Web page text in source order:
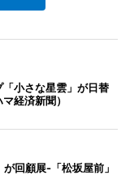
小さな星雲」が日替
経済新聞）
回顧展-「松坂屋前」